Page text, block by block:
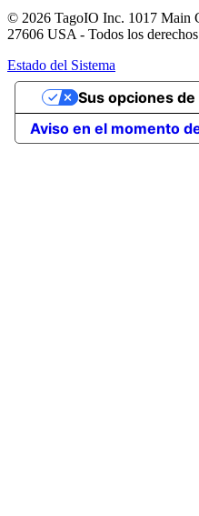
© 2026 TagoIO Inc. 1017 Main
27606 USA - Todos los
Estado del Sistema
Aviso en el momento
Sus opciones